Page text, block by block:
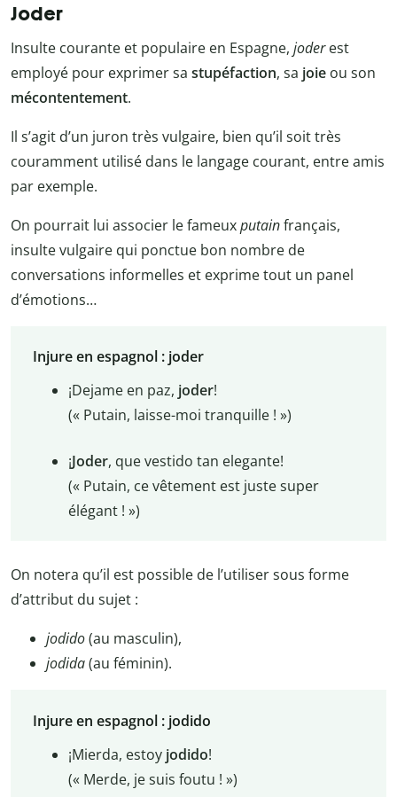
Joder
Insulte courante et populaire en Espagne, joderest
employé pour exprimer sa stupéfaction, sa joie ou son
mécontentement.
Il s’agit d’un juron très vulgaire, bien qu’il soit très
couramment utilisé dans le langage courant, entre amis
par exemple.
On pourrait lui associer le fameuxputainfrançais,
insulte vulgaire qui ponctue bon nombre de
conversations informelles et exprime tout un panel
d’émotions…
Injure en espagnol : joder
¡Dejame en paz, joder!
(« Putain, laisse-moi tranquille ! »)
¡Joder, que vestido tan elegante!
(« Putain, ce vêtement est juste super
élégant ! »)
On notera qu’il est possible de l’utiliser sous forme
d’attribut du sujet :
jodido(au masculin),
jodida(au féminin).
Injure en espagnol : jodido
¡Mierda, estoyjodido!
(« Merde, je suis foutu ! »)